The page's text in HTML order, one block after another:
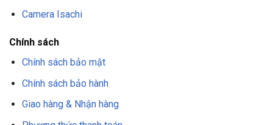
Camera Isachi
Chính sách
Chính sách bảo mật
Chính sách bảo hành
Giao hàng & Nhận hàng